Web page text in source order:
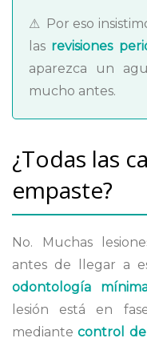
⚠ Por eso
las revisiones
aparezca un
mucho antes.
¿Todas las
empaste?
No. Muchas
antes de llegar a
odontología
lesión está en
mediantecontrol